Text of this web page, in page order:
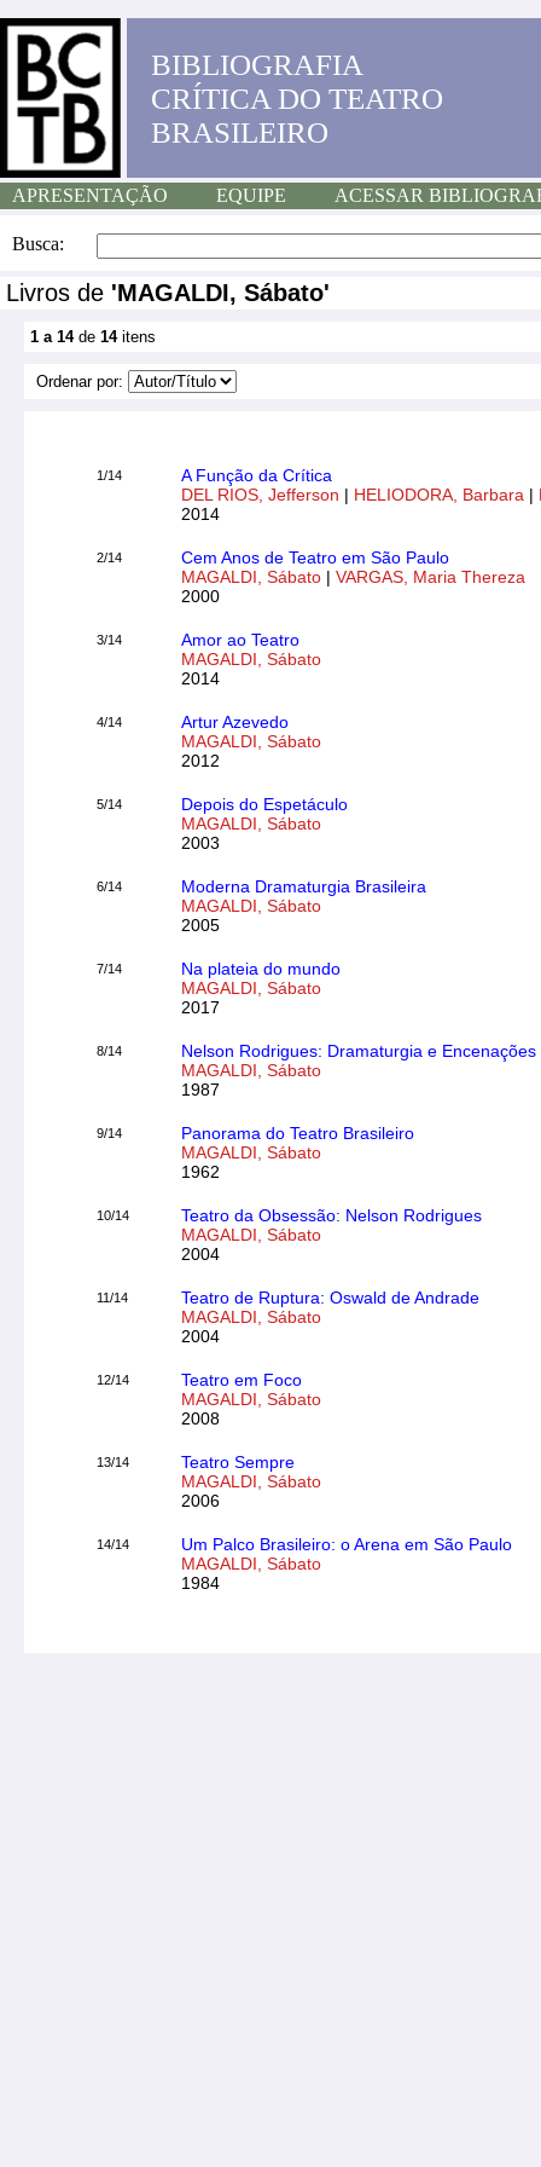
BIBLIOGRAFIA
CRÍTICA DO TEATRO
BRASILEIRO
APRESENTAÇÃO EQUIPE ACESSAR
Busca:
Livros de 'MAGALDI, Sábato'
1 a 14de 14itens
Ordenar por:
1/14
A Função da Crítica
DEL RIOS, Jefferson | HELIODORA, Barbara |
2014
2/14
Cem Anos de Teatro em São Paulo
MAGALDI, Sábato | VARGAS, Maria Thereza
2000
3/14
Amor ao Teatro
MAGALDI, Sábato
2014
4/14
Artur Azevedo
MAGALDI, Sábato
2012
5/14
Depois do Espetáculo
MAGALDI, Sábato
2003
6/14
Moderna Dramaturgia Brasileira
MAGALDI, Sábato
2005
7/14
Na plateia do mundo
MAGALDI, Sábato
2017
8/14
Nelson Rodrigues: Dramaturgia e Encenações
MAGALDI, Sábato
1987
9/14
Panorama do Teatro Brasileiro
MAGALDI, Sábato
1962
10/14
Teatro da Obsessão: Nelson Rodrigues
MAGALDI, Sábato
2004
11/14
Teatro de Ruptura: Oswald de Andrade
MAGALDI, Sábato
2004
12/14
Teatro em Foco
MAGALDI, Sábato
2008
13/14
Teatro Sempre
MAGALDI, Sábato
2006
14/14
Um Palco Brasileiro: o Arena em São Paulo
MAGALDI, Sábato
1984